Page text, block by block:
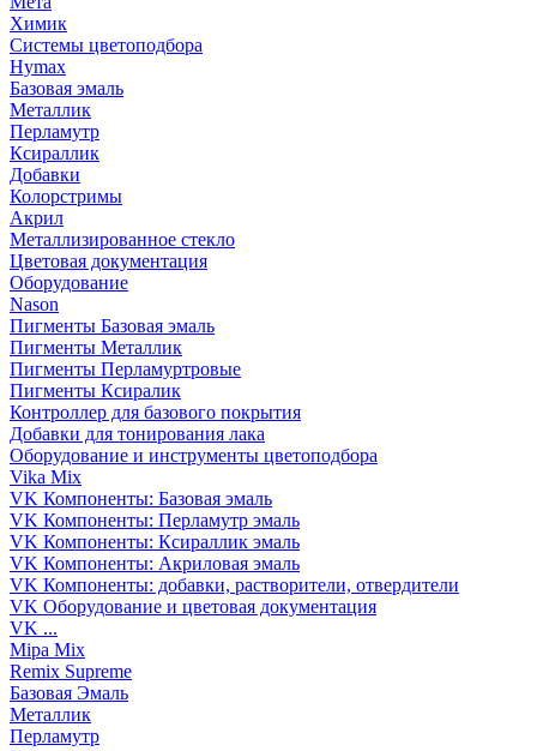
Химик
Системы цветоподбора
Hymax
Базовая эмаль
Металлик
Перламутр
Ксираллик
Добавки
Колорстримы
Акрил
Металлизированное стекло
Цветовая документация
Оборудование
Nason
Пигменты Базовая эмаль
Пигменты Металлик
Пигменты Перламуртровые
Пигменты Ксиралик
Контроллер для базового покрытия
Добавки для тонирования лака
Оборудование и инструменты цветоподбора
Vika Mix
VK Компоненты: Базовая эмаль
VK Компоненты: Перламутр эмаль
VK Компоненты: Ксираллик эмаль
VK Компоненты: Акриловая эмаль
VK Компоненты: добавки, растворители, отвердители
VK Оборудование и цветовая документация
VK ...
Mipa Mix
Remix Supreme
Базовая Эмаль
Металлик
Перламутр